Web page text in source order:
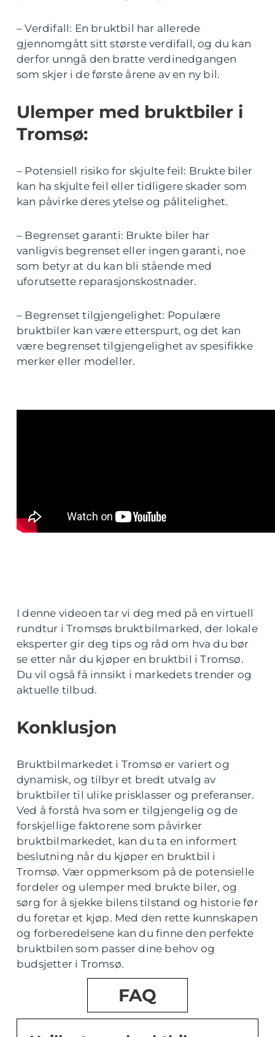
– Verdifall: En bruktbil har allerede
gjennomgått sitt største verdifall, og du kan
derfor unngå den bratte verdinedgangen
som skjer i de første årene av en ny bil.
Ulemper med bruktbiler i
Tromsø:
– Potensiell risiko for skjulte feil: Brukte biler
kan ha skjulte feil eller tidligere skader som
kan påvirke deres ytelse og pålitelighet.
– Begrenset garanti: Brukte biler har
vanligvis begrenset eller ingen garanti, noe
som betyr at du kan bli stående med
uforutsette reparasjonskostnader.
– Begrenset tilgjengelighet: Populære
bruktbiler kan være etterspurt, og det kan
være begrenset tilgjengelighet av spesifikke
merker eller modeller.
I denne videoen tar vi deg med på en virtuell
rundtur i Tromsøs bruktbilmarked, der lokale
eksperter gir deg tips og råd om hva du bør
se etter når du kjøper en bruktbil i Tromsø.
Du vil også få innsikt i markedets trender og
aktuelle tilbud.
Konklusjon
Bruktbilmarkedet i Tromsø er variert og
dynamisk, og tilbyr et bredt utvalg av
bruktbiler til ulike prisklasser og preferanser.
Ved å forstå hva som er tilgjengelig og de
forskjellige faktorene som påvirker
bruktbilmarkedet, kan du ta en informert
beslutning når du kjøper en bruktbil i
Tromsø. Vær oppmerksom på de potensielle
fordeler og ulemper med brukte biler, og
sørg for å sjekke bilens tilstand og historie før
du foretar et kjøp. Med den rette kunnskapen
og forberedelsene kan du finne den perfekte
bruktbilen som passer dine behov og
budsjetter i Tromsø.
FAQ